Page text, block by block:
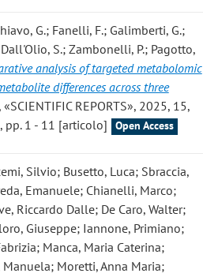
G.; Fanelli, F.; Galimberti, G.;
S.; Zambonelli, P.; Pagotto,
analysis of targeted metabolomic
differences across three
«SCIENTIFIC REPORTS», 2025, 15,
pp. 1 - 11 [articolo]
Open Access
Silvio; Busetto, Luca; Sbraccia,
Emanuele; Chianelli, Marco;
Riccardo Dalle; De Caro, Walter;
Giuseppe; Iannone, Primiano;
Manca, Maria Caterina;
Moretti, Anna Maria;